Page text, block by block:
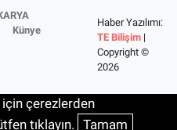
Künye
Haber Yazılımı:
TE Bilişim|
Copyright ©
2026
çerezlerden
tıklayın. Tamam